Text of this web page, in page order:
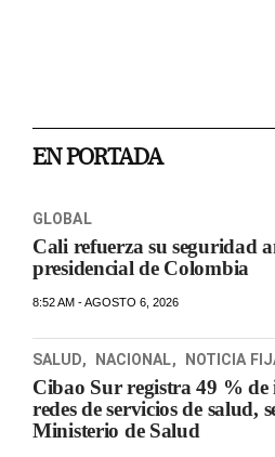
EN PORTADA
GLOBAL
Cali refuerza su seguridad
presidencial de Colombia
8:52 AM - AGOSTO 6, 2026
SALUD, NACIONAL, NOTICIA
Cibao Sur registra 49 % de
redes de servicios de salud,
Ministerio de Salud